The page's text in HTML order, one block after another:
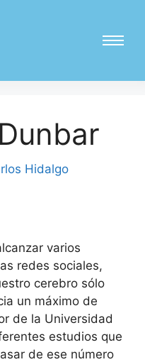
Hidalgo
varios
redes sociales,
cerebro sólo
un máximo de
de la Universidad
estudios que
de ese número